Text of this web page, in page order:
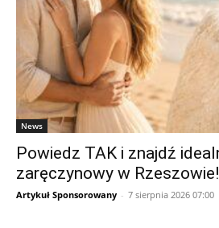
News
Powiedz TAK i znajdź
zaręczynowy w Rzeszowie!
Artykuł Sponsorowany - 7 sierpnia 2026 07:00